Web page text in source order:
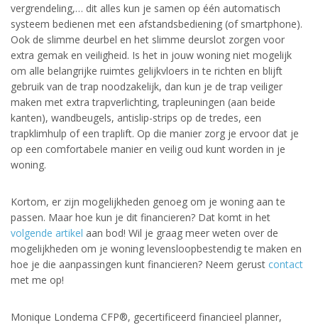
vergrendeling,… dit alles kun je samen op één automatisch
systeem bedienen met een afstandsbediening (of smartphone).
Ook de slimme deurbel en het slimme deurslot zorgen voor
extra gemak en veiligheid. Is het in jouw woning niet mogelijk
om alle belangrijke ruimtes gelijkvloers in te richten en blijft
gebruik van de trap noodzakelijk, dan kun je de trap veiliger
maken met extra trapverlichting, trapleuningen (aan beide
kanten), wandbeugels, antislip-strips op de tredes, een
trapklimhulp of een traplift. Op die manier zorg je ervoor dat je
op een comfortabele manier en veilig oud kunt worden in je
woning.
Kortom, er zijn mogelijkheden genoeg om je woning aan te
passen. Maar hoe kun je dit financieren? Dat komt in het
volgende artikel aan bod! Wil je graag meer weten over de
mogelijkheden om je woning levensloopbestendig te maken en
hoe je die aanpassingen kunt financieren? Neem gerust contact
met me op!
Monique Londema CFP®, gecertificeerd financieel planner,